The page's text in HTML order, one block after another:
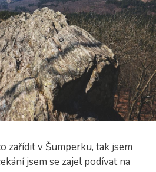
zařídit v Šumperku, tak jsem
jsem se zajel podívat na